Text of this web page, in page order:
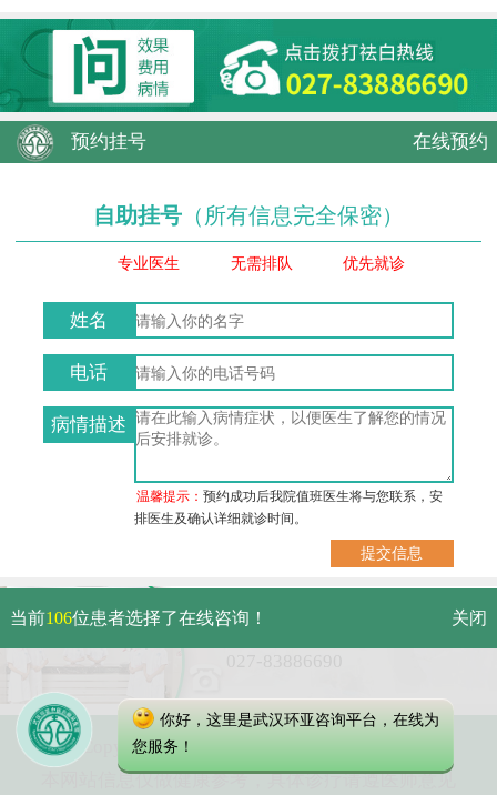
预约挂号 在线预约
自助挂号 （所有信息完全保密）
专业医生 无需排队 优先就诊
姓名
电话
病情描述
温馨提示：预约成功后我院值班医生将与您联系，安
排医生及确认详细就诊时间。
武汉市硚口区解放大道479号
免费电话：
Copyright 2023 武汉环亚中医白癜风医院
本网站信息仅做健康参考，具体诊疗请遵医师意见
当前106位患者选择了在线咨询！ 关闭
你好，这里是武汉环亚咨询平台，在线为
您服务！